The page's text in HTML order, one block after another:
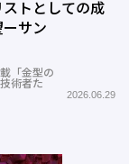
トとしての成
サン
「金型の
術者た
2026.06.29